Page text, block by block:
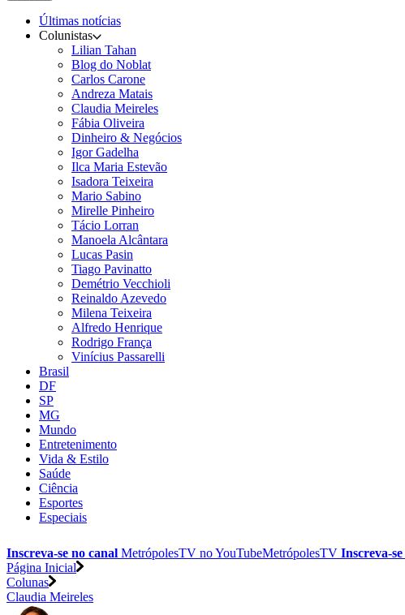
Últimas notícias
Colunistas
Lilian Tahan
Blog do Noblat
Carlos Carone
Andreza Matais
Claudia Meireles
Fábia Oliveira
Dinheiro & Negócios
Igor Gadelha
Ilca Maria Estevão
Isadora Teixeira
Mario Sabino
Mirelle Pinheiro
Tácio Lorran
Manoela Alcântara
Lucas Pasin
Tiago Pavinatto
Demétrio Vecchioli
Reinaldo Azevedo
Milena Teixeira
Alfredo Henrique
Rodrigo França
Vinícius Passarelli
Brasil
DF
SP
MG
Mundo
Entretenimento
Vida & Estilo
Saúde
Ciência
Esportes
Especiais
Inscreva-se no canal MetrópolesTV noYouTubeMetrópolesTV Inscreva-se
Página Inicial
Colunas
Claudia Meireles